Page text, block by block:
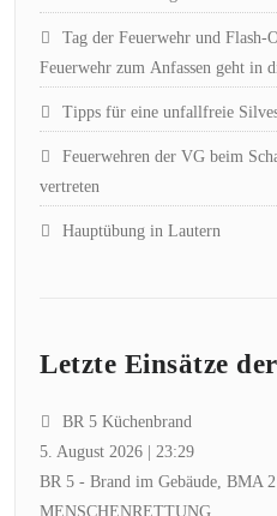
Tag der Feuerwehr und Flash-
Feuerwehr zum Anfassen geht in
Tipps für eine unfallfreie
Feuerwehren der VG beim
vertreten
Hauptübung in Lautern
Letzte Einsätze
BR 5 Küchenbrand
5. August 2026
23:29
BR 5 - Brand im Gebäude, BMA
MENSCHENRETTUNG